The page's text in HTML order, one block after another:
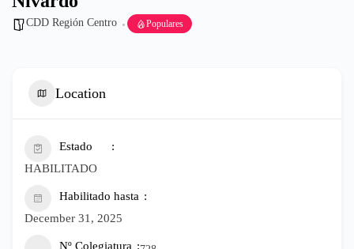
CDD Región Centro Populares
Location
Estado
HABILITADO
Habilitado hasta
December 31, 2025
Nº Colegiatura